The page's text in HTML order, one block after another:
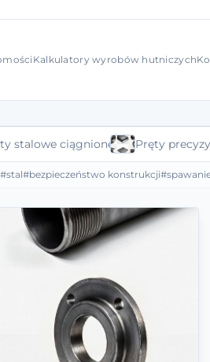
Kalkulatory wyrobów hutniczych
stalowe ciągnione Pręty
#stal#bezpieczeństwo konstrukcji